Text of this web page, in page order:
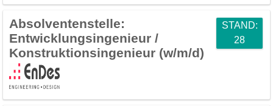
Absolventenstelle:
Entwicklungsingenieur /
Konstruktionsingenieur (w/m/d)
STAND:
28